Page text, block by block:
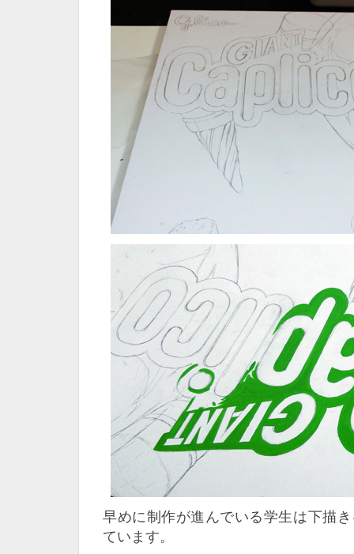
早めに制作が進んでいる学生は下描
ています。